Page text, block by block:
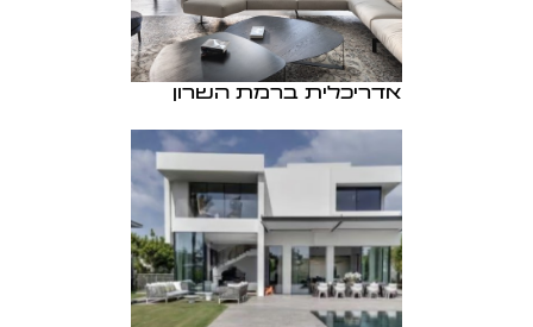
אדריכלית ברמת השרון